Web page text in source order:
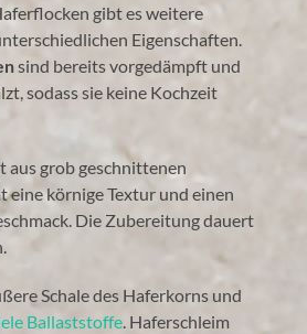
gibt es weitere
Eigenschaften.
sind bereits vorgedämpft und
sodass sie keine Kochzeit
aus grob geschnittenen
eine körnige Textur und einen
Die Zubereitung dauert
Schale des Haferkorns und
Ballaststoffe. Haferschleim